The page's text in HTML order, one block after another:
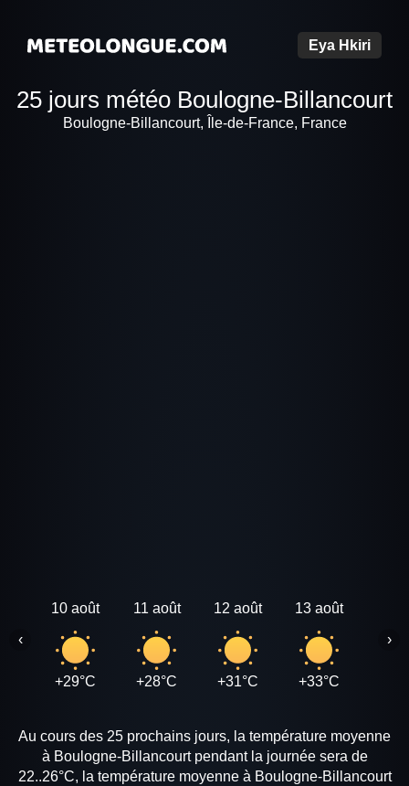
Eya Hkiri
25 jours météo Boulogne-Billancourt
Boulogne-Billancourt, Île-de-France, France
10 août
+29°C
11 août
+28°C
12 août
+31°C
13 août
+33°C
‹ ›
Au cours des 25 prochains jours, la température moyenne
à Boulogne-Billancourt pendant la journée sera de
22..26°C, la température moyenne à Boulogne-Billancourt